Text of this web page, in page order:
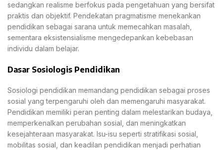
sedangkan realisme berfokus pada pengetahuan yang bersifat
praktis dan objektif. Pendekatan pragmatisme menekankan
pendidikan sebagai sarana untuk memecahkan masalah,
sementara eksistensialisme mengedepankan kebebasan
individu dalam belajar.
Dasar Sosiologis Pendidikan
Sosiologi pendidikan memandang pendidikan sebagai proses
sosial yang terpengaruhi oleh dan memengaruhi masyarakat.
Pendidikan memiliki peran penting dalam melestarikan budaya,
memperkenalkan perubahan sosial, dan meningkatkan
kesejahteraan masyarakat. Isu-isu seperti stratifikasi sosial,
mobilitas sosial, dan keadilan pendidikan menjadi perhatian